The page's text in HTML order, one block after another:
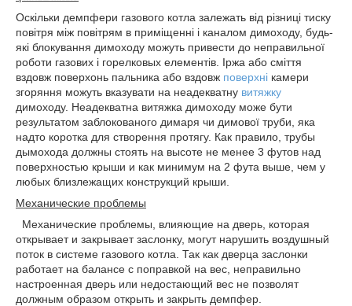
Оскільки демпфери газового котла залежать від різниці тиску
повітря між повітрям в приміщенні і каналом димоходу, будь-
які блокування димоходу можуть привести до неправильної
роботи газових і горелковых елементів. Іржа або сміття
вздовж поверхонь пальника або вздовж поверхні камери
згоряння можуть вказувати на неадекватну витяжку
димоходу. Неадекватна витяжка димоходу може бути
результатом заблокованого димаря чи димової труби, яка
надто коротка для створення протягу. Как правило, трубы
дымохода должны стоять на высоте не менее 3 футов над
поверхностью крыши и как минимум на 2 фута выше, чем у
любых близлежащих конструкций крыши.
Механические проблемы
Механические проблемы, влияющие на дверь, которая
открывает и закрывает заслонку, могут нарушить воздушный
поток в системе газового котла. Так как дверца заслонки
работает на балансе с поправкой на вес, неправильно
настроенная дверь или недостающий вес не позволят
должным образом открыть и закрыть демпфер.